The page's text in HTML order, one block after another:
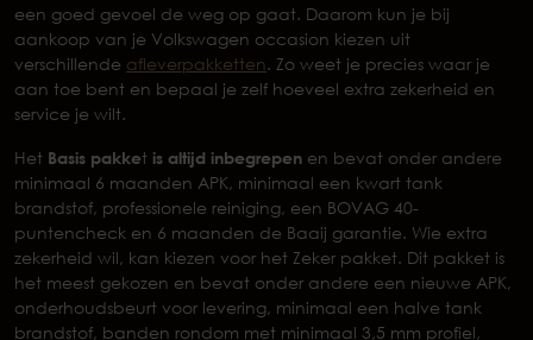
een goed gevoel de weg op gaat. Daarom kun je bij
aankoop van je Volkswagen occasion kiezen uit
verschillende afleverpakketten. Zo weet je precies waar je
aan toe bent en bepaal je zelf hoeveel extra zekerheid en
service je wilt.
Het Basis pakket is altijd inbegrepen en bevat onder andere
minimaal 6 maanden APK, minimaal een kwart tank
brandstof, professionele reiniging, een BOVAG 40-
puntencheck en 6 maanden de Baaij garantie. Wie extra
zekerheid wil, kan kiezen voor het Zeker pakket. Dit pakket is
het meest gekozen en bevat onder andere een nieuwe APK,
onderhoudsbeurt voor levering, minimaal een halve tank
brandstof, banden rondom met minimaal 3,5 mm profiel,